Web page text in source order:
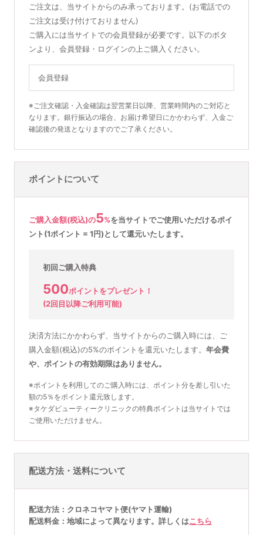
ご注文は、当サイトからのみ承っております。(お電話での
ご注文は受け付けておりません)
ご購入には当サイトでの会員登録が必要です。以下のボタ
ンより、会員登録・ログインの上ご購入ください。
会員登録
※ご注文確認・入金確認は翌営業日以降、営業時間内のご対応と
なります。銀行振込の場合、お届け希望日にかかわらず、入金ご
確認後の発送となりますのでご了承ください。
ポイントについて
ご購入金額(税込)の5%を当サイトでご使用いただけるポイ
ント(1ポイント = 1円)として還元いたします。
初回ご購入特典
500ポイントをプレゼント！
(2回目以降ご利用可能)
決済方法にかかわらず、当サイトからのご購入時には、ご
購入金額(税込)の5%のポイントを還元いたします。 年会費
や、ポイントの有効期限はありません。
※ポイントを利用してのご購入時には、ポイント分を差し引いた
額の5％をポイント還元致します。
※タケダビューティークリニックの特典ポイントは当サイトでは
ご使用いただけません。
配送方法・送料について
配送方法
クロネコヤマト便(ヤマト運輸)
配送料金
地域によって異なります。詳しくはこちら